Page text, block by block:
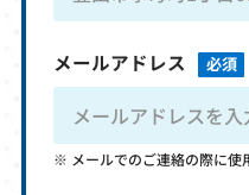
メールアドレス 必須
メールでのご連絡の際に